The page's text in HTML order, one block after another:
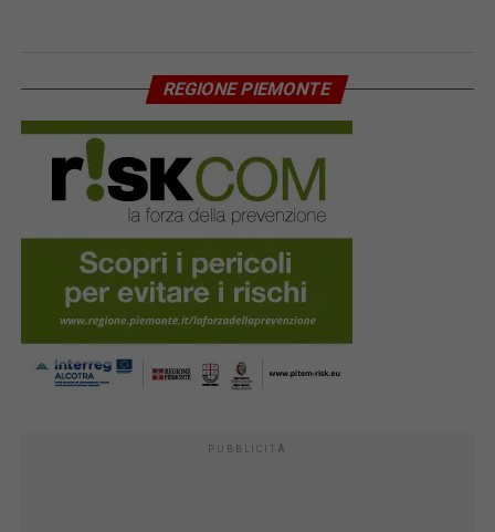
REGIONE PIEMONTE
PUBBLICITÀ